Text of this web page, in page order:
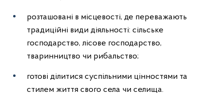
розташовані в місцевості, де переважають
традиційні види діяльності: сільське
господарство, лісове господарство,
тваринництво чи рибальство;
готові ділитися суспільними цінностями та
стилем життя свого села чи селища.